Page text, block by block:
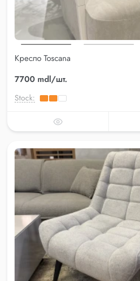
Кресло Toscana
7700 mdl/шт.
Stock: